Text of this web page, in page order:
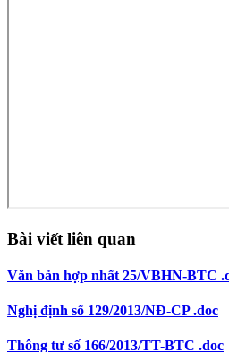
Bài viết liên quan
Văn bản hợp nhất 25/VBHN-BTC
Nghị định số 129/2013/NĐ-CP .doc
Thông tư số 166/2013/TT-BTC .doc